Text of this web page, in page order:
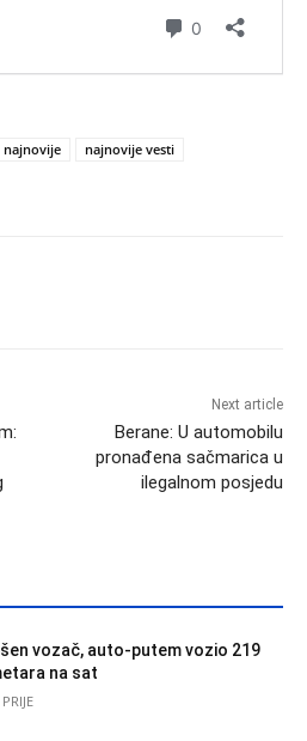
najnovije
najnovije vesti
Next article
Berane: U automobilu
pronađena sačmarica u
ilegalnom posjedu
vozač, auto-putem vozio 219
na sat